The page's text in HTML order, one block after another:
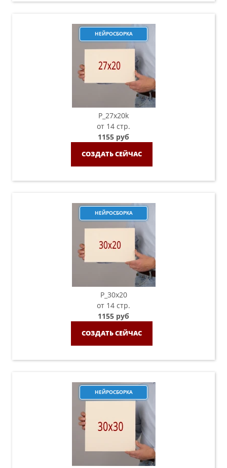
НЕЙРОСБОРКА
P_27х20k
от 14 стр.
1155 руб
СОЗДАТЬ СЕЙЧАС
НЕЙРОСБОРКА
P_30х20
от 14 стр.
1155 руб
СОЗДАТЬ СЕЙЧАС
НЕЙРОСБОРКА